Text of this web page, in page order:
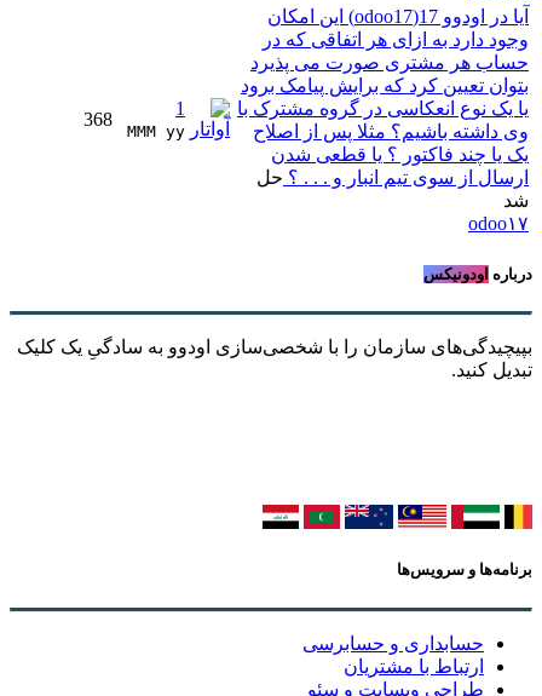
آیا در اودوو 17(odoo17) این امکان
وجود دارد به ازای هر اتفاقی که در
حساب هر مشتری صورت می پذیرد
بتوان تعیین کرد که برایش پیامک برود
یا یک نوع انعکاسی در گروه مشترک با
وی داشته باشیم؟ مثلا پس از اصلاح
یک یا چند فاکتور ؟ یا قطعی شدن
ارسال از سوی تیم انبار و . . . ؟ حل
شد
odoo۱۷
1
MMM yy
368
درباره اودونیکس
بپیچیدگی‌های سازمان را با شخصی‌سازی اودوو به سادگیِ یک کلیک
تبدیل کنید.
برنامه‌ها و سرویس‌ها
حسابداری و حسابرسی
ارتباط با مشتریان
طراحی وبسایت و سئو